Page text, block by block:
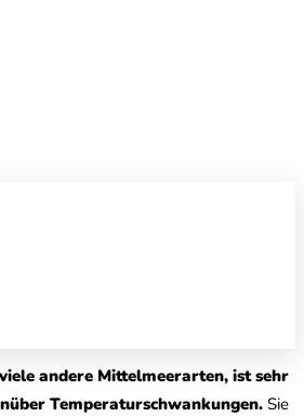
andere Mittelmeerarten, ist sehr
Temperaturschwankungen. Sie